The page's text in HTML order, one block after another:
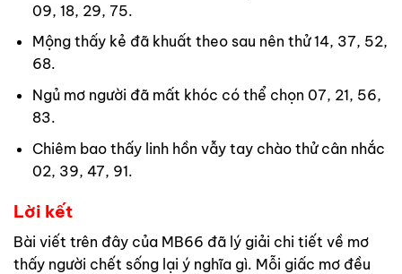
09, 18, 29, 75.
Mộng thấy kẻ đã khuất theo sau nên thử 14, 37, 52,
68.
Ngủ mơ người đã mất khóc có thể chọn 07, 21, 56,
83.
Chiêm bao thấy linh hồn vẫy tay chào thử cân nhắc
02, 39, 47, 91.
Lời kết
Bài viết trên đây của MB66 đã lý giải chi tiết về mơ
thấy người chết sống lại ý nghĩa gì. Mỗi giấc mơ đều